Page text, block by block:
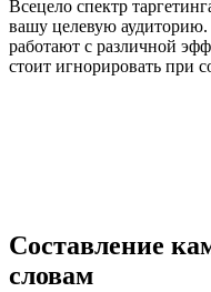
Всецело спектр
вашу целевую
работают с различной
стоит игнорировать при
Составление
словам